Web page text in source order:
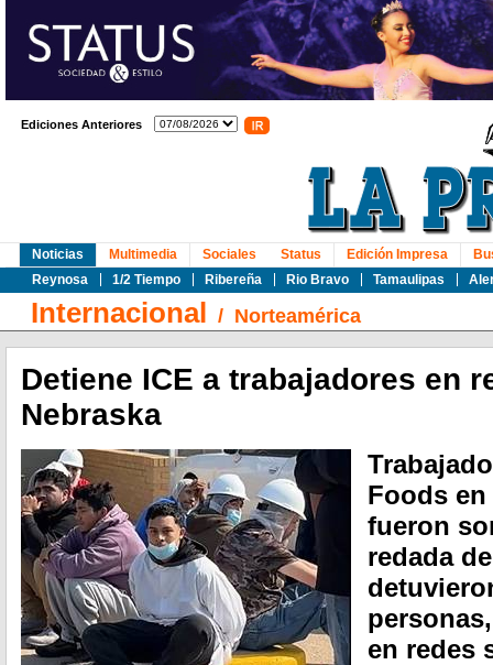
Ediciones Anteriores
Noticias
Reynosa
1/2 Tiempo Ribereña Rio Bravo Tamaulipas
Multimedia Sociales Status Edición Impresa
Internacional / Norteamérica
Detiene ICE a trabajadores en
Nebraska
Foods en
fueron
redada
en redes